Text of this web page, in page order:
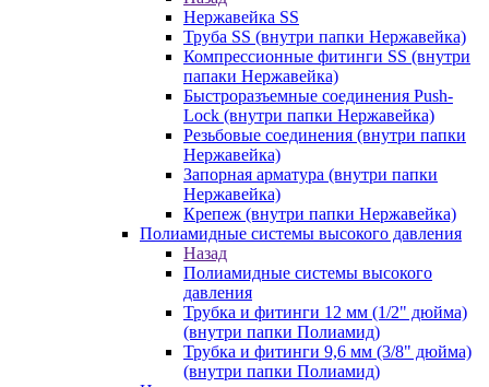
Нержавейка SS
Труба SS (внутри папки Нержавейка)
Компрессионные фитинги SS (внутри
папаки Нержавейка)
Быстроразъемные соединения Push-
Lock (внутри папки Нержавейка)
Резьбовые соединения (внутри папки
Нержавейка)
Запорная арматура (внутри папки
Нержавейка)
Крепеж (внутри папки Нержавейка)
Полиамидные системы высокого давления
Назад
Полиамидные системы высокого
давления
Трубка и фитинги 12 мм (1/2" дюйма)
(внутри папки Полиамид)
Трубка и фитинги 9,6 мм (3/8" дюйма)
(внутри папки Полиамид)